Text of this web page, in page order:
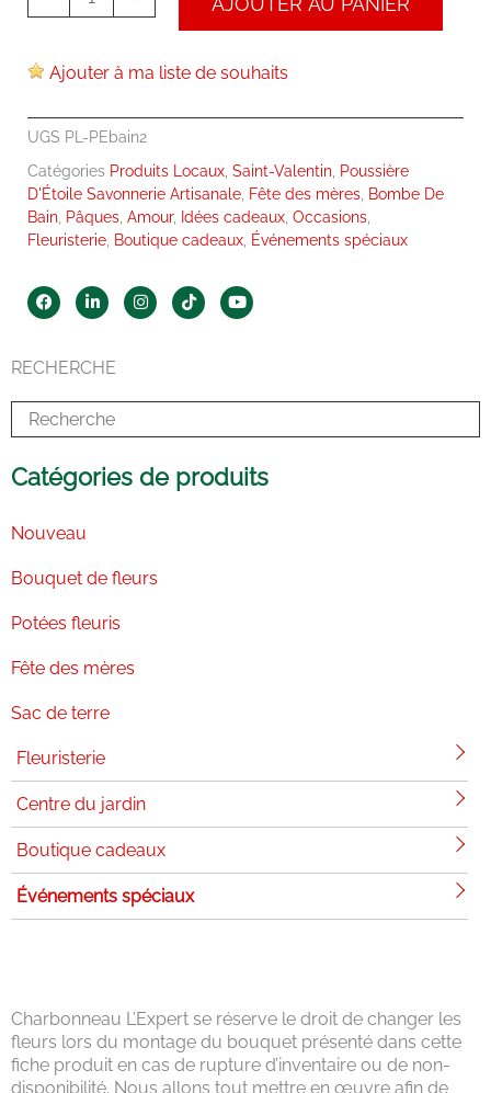
RECHERCHE
Catégories de produits
Nouveau
Bouquet de fleurs
Potées fleuris
Fête des mères
Sac de terre
Fleuristerie
Centre du jardin
Boutique cadeaux
Événements spéciaux
Ajouter à ma liste de souhaits
UGS PL-PEbain2
Catégories Produits Locaux Saint-Valentin Poussière
D'Étoile Savonnerie Artisanale Fête des mères Bombe De
Bain Pâques Amour, Idées cadeaux Occasions
Fleuristerie Boutique cadeaux Événements spéciaux
F
a
c
b
o
k
L
i
n
e
d
n
-
i
I
n
s
a
T
i
k
Y
o
u
Charbonneau L’Expert se réserve le droit de changer les
fleurs lors du montage du bouquet présenté dans cette
fiche produit en cas de rupture d’inventaire ou de non-
disponibilité. Nous allons tout mettre en œuvre afin de